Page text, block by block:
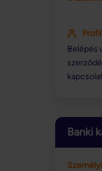
Belépés
Banki